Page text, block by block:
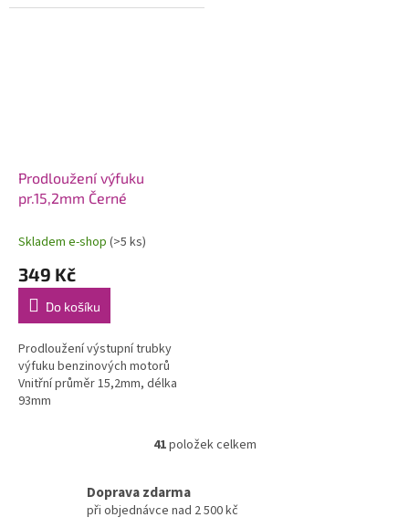
Prodloužení výfuku
pr.15,2mm Černé
Skladem e-shop (>5 ks)
349 Kč
Do košíku
Prodloužení výstupní trubky
výfuku benzinových motorů
Vnitřní průměr 15,2mm, délka
93mm
O
á
41položek celkem
Doprava zdarma
při objednávce nad 2 500 kč